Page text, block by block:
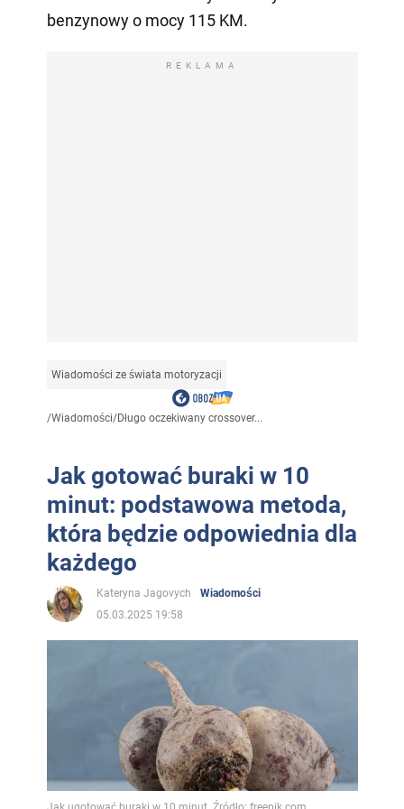
benzynowy o mocy 115 KM.
REKLAMA
Wiadomości ze świata motoryzacji
/Wiadomości/Długo oczekiwany crossover...
Jak gotować buraki w 10
minut: podstawowa metoda,
która będzie odpowiednia dla
każdego
Kateryna Jagovych
Wiadomości
05.03.2025 19:58